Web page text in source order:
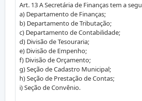
Art. 13 A Secretária de Finanças tem a
a) Departamento de Finanças;
b) Departamento de Tributação;
c) Departamento de Contabilidade;
d) Divisão de Tesouraria;
e) Divisão de Empenho;
f) Divisão de Orçamento;
g) Seção de Cadastro Municipal;
h) Seção de Prestação de Contas;
i) Seção de Convênio.